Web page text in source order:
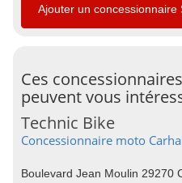
Ajouter un concessionnaire
Ces
peuvent vous
Technic Bike
Concessionnaire moto
Boulevard Jean Moulin 29270